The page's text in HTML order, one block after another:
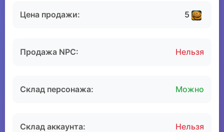
Цена продажи: 5
Продажа NPC: Нельзя
Склад персонажа: Можно
Склад аккаунта: Нельзя